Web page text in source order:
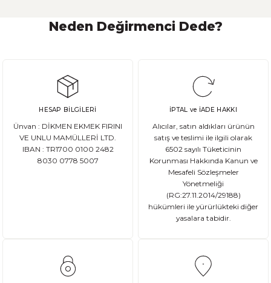
Ekşi Maya Nasıl Beslenmeli ve Saklanmalı?
Ata Tohum Nedir?
Ata tohum, tarımda kullanılan ve genetik olarak değişmemiş olan
Glutensiz Yaşamın Temelleri: Gluten Nedir ve Neden Önemlidir?
Neden Değirmenci Dede?
HESAP BİLGİLERİ
Ünvan : DİKMEN EKMEK FIRINI
VE UNLU MAMÜLLERİ LTD.
IBAN : TR1700 0100 2482
8030 0778 5007
İPTAL ve İADE HAKKI
Alıcılar, satın aldıkları ürünün
satış ve teslimi ile ilgili olarak
6502 sayılı Tüketicinin
Korunması Hakkında Kanun ve
Mesafeli Sözleşmeler
Yönetmeliği
(RG:27.11.2014/29188)
hükümleri ile yürürlükteki diğer
yasalara tabidir.